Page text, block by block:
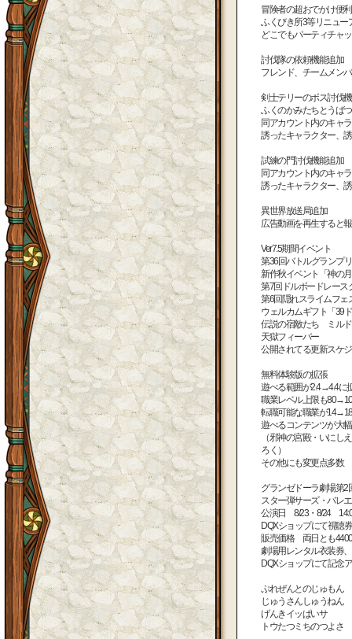
冒険者の超おでかけ便
ふくびき所3等リニュ
どこでもパーティチャ
討伐隊の依頼機能追加
フレンド、チームメン
剣士テリーのボス討伐
ふくのかみたちとうば
同アカウント内のキャ
誘ったキャラクター、
試練の門討伐機能追加
同アカウント内のキャ
誘ったキャラクター、
異世界放送局追加
広告動画を再生すると
Ver7.5期間イベント
第36回バトルグランプ
新作秋イベント「神の
第7回ドルボードレース
第6回隠れスライムフ
ウェルカムギフト「39
伝説の宿敵たち ミル
天獄フィーバー
公開されてる更新スケ
無料体験版の拡張
遊べる範囲が2.4→4.4に
職業レベル上限も
転職可能な職業が
遊べるコンテンツが大
（邪神の宮殿・いにし
ろく）
その他にも変更点多数
グランゼドーラ劇場第2
スター弾サーズ・バレ
公演日 8/23・8/24
DQXショップにて視聴
販売価格 両日とも
劇場用レンタル衣装券
DQXショップにて記
ぷれぜんとのじゅもん
じゅうさんしゅうねん
げんきイッぱいサ
トウたつミちのつよさ